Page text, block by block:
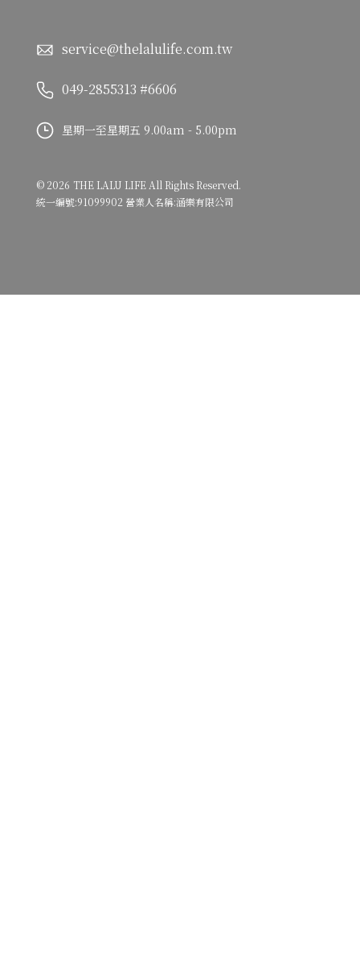
service@thelalulife.com.tw
049-2855313 #6606
星期一至星期五 9.00am - 5.00pm
© 2026 THE LALU LIFE All Rights Reserved.
統一編號:91099902 營業人名稱:涵樂有限公司